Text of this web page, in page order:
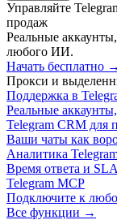
Управляйте
продаж
Реальные
любого ИИ.
Начать бесплатно →
Прокси и
Поддержка в
Реальные
Telegram CRM для
Ваши чаты как
Аналитика
Время ответа и SLA
Telegram MCP
Подключите к
Все функции →